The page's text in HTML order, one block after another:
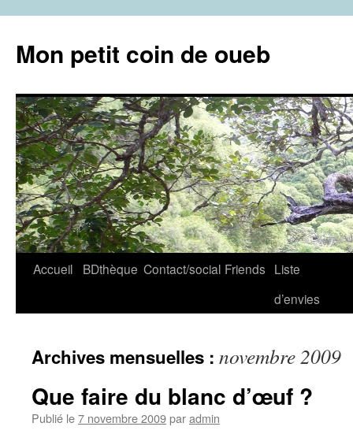
contenu
Mon petit coin de oueb
Accueil BDthèque Contact/social Friends Liste
d’envies
Archives mensuelles : novembre 2009
Que faire du blanc d’œuf ?
Publié le7 novembre 2009paradmin